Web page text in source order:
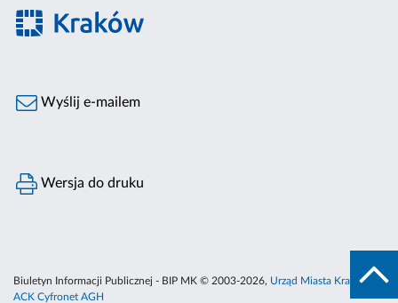
Wyślij e-mailem
Wersja do druku
Biuletyn Informacji Publicznej - BIP MK © 2003-2026, Urząd Miasta Krakowa
ACK Cyfronet AGH